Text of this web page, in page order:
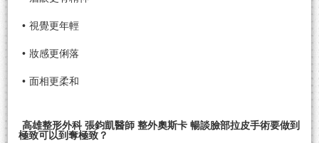
• 視覺更年輕
• 妝感更俐落
• 面相更柔和
高雄整形外科 張鈞凱醫師 整外奧斯卡 暢談臉部拉皮手術要做到
極致可以到奪極致？